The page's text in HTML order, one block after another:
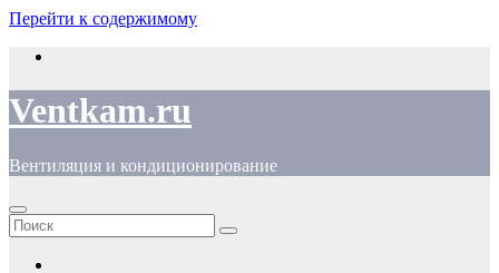
Перейти к содержимому
Ventkam.ru
Вентиляция и кондиционирование